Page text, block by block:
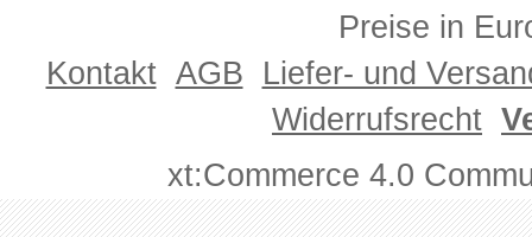
Preise in
Kontakt AGB
Liefer- und
Widerrufsrecht
xt:Commerce 4.0